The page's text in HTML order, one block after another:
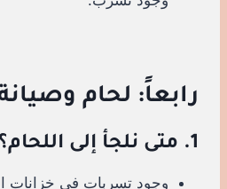
رابعاً: لحام
1. متى نلجأ إلى اللحام؟
وجود تسربات في خزانات